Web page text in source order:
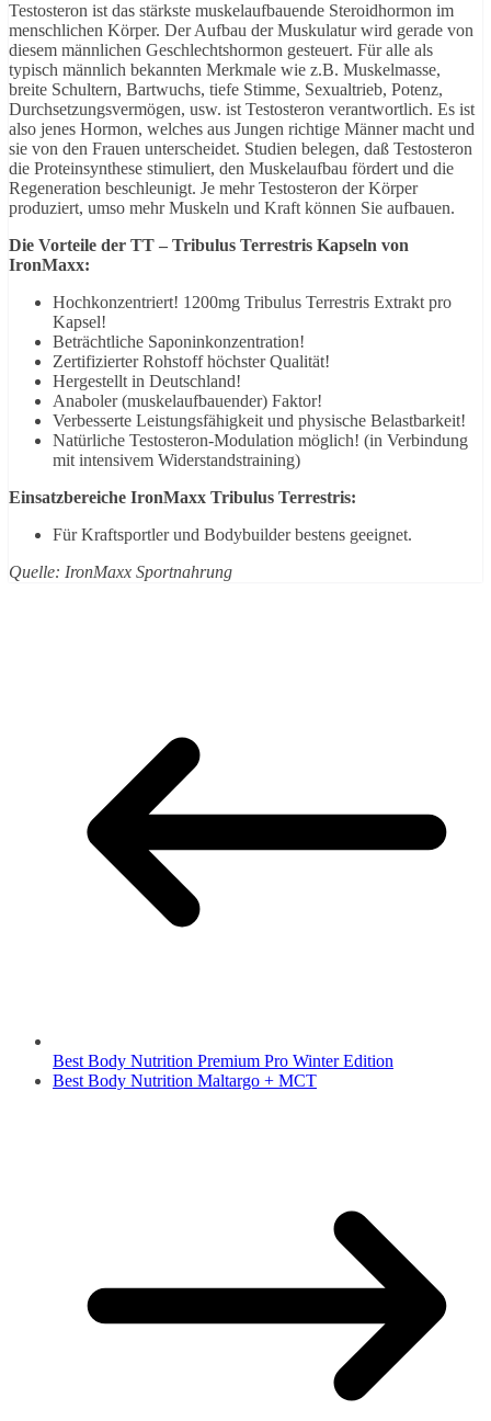
Testosteron ist das stärkste muskelaufbauende Steroidhormon im
menschlichen Körper. Der Aufbau der Muskulatur wird gerade von
diesem männlichen Geschlechtshormon gesteuert. Für alle als
typisch männlich bekannten Merkmale wie z.B. Muskelmasse,
breite Schultern, Bartwuchs, tiefe Stimme, Sexualtrieb, Potenz,
Durchsetzungsvermögen, usw. ist Testosteron verantwortlich. Es ist
also jenes Hormon, welches aus Jungen richtige Männer macht und
sie von den Frauen unterscheidet. Studien belegen, daß Testosteron
die Proteinsynthese stimuliert, den Muskelaufbau fördert und die
Regeneration beschleunigt. Je mehr Testosteron der Körper
produziert, umso mehr Muskeln und Kraft können Sie aufbauen.
Die Vorteile der TT – Tribulus Terrestris Kapseln von
IronMaxx:
Hochkonzentriert! 1200mg Tribulus Terrestris Extrakt pro
Kapsel!
Beträchtliche Saponinkonzentration!
Zertifizierter Rohstoff höchster Qualität!
Hergestellt in Deutschland!
Anaboler (muskelaufbauender) Faktor!
Verbesserte Leistungsfähigkeit und physische Belastbarkeit!
Natürliche Testosteron-Modulation möglich! (in Verbindung
mit intensivem Widerstandstraining)
Einsatzbereiche IronMaxx Tribulus Terrestris:
Für Kraftsportler und Bodybuilder bestens geeignet.
Quelle: IronMaxx Sportnahrung
Best Body Nutrition Premium Pro Winter Edition
Best Body Nutrition Maltargo + MCT